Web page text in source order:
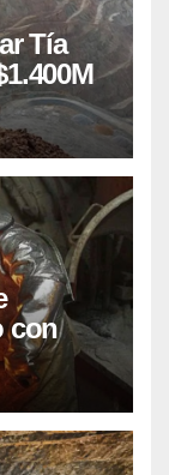
Tía
con